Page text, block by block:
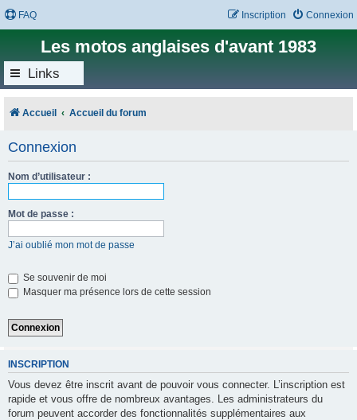
FAQ Connexion
Inscription
Les motos anglaises d'avant 1983
Links
Accueil Accueil du forum
Connexion
Nom d’utilisateur :
Mot de passe :
J’ai oublié mon mot de passe
Se souvenir de moi
Masquer ma présence lors de cette session
INSCRIPTION
Vous devez être inscrit avant de pouvoir vous connecter. L’inscription est
rapide et vous offre de nombreux avantages. Les administrateurs du
forum peuvent accorder des fonctionnalités supplémentaires aux